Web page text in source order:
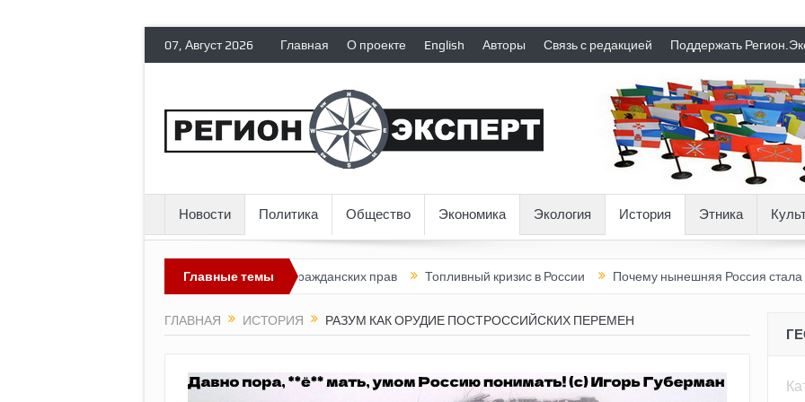
07, Август 2026 Главная О проекте English Авторы Связь с редакцией Поддержать
Новости Политика Общество Экономика Экология История Этника
Главные темы
лишает политических эмигрантов гражданских прав Топливный кризис в России Почему нынешняя Россия стала хуже, чем
ГЛАВНАЯ ИСТОРИЯ РАЗУМ КАК ОРУДИЕ ПОСТРОССИЙСКИХ ПЕРЕМЕН